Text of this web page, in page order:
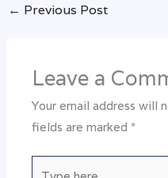
← Previous Post
Leave a
Your email address will
fields are marked *